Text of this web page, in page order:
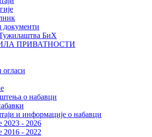
документи
БиХ
ПРИВАТНОСТИ
огласи
о набавци
и информације о набавци
2023 - 2026
2016 - 2022